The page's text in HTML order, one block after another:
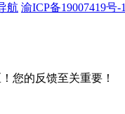
航 渝ICP备19007419号-1
您的反馈至关重要！